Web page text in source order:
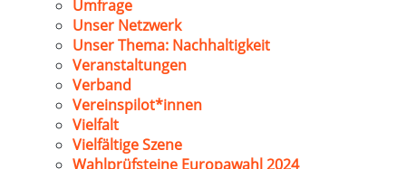
Umfrage
Unser Netzwerk
Unser Thema: Nachhaltigkeit
Veranstaltungen
Verband
Vereinspilot*innen
Vielfalt
Vielfältige Szene
Wahlprüfsteine Europawahl 2024